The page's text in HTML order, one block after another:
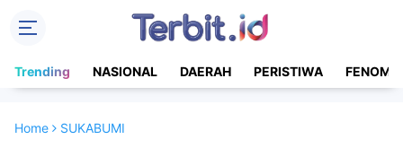
Trending NASIONAL DAERAH PERISTIWA
Home SUKABUMI